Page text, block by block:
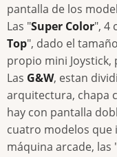
pantalla de los
Las "Super Color", 4
Top", dado el
propio mini
Las G&W, estan
arquitectura, chapa
hay con pantalla
cuatro modelos
máquina arcade, las